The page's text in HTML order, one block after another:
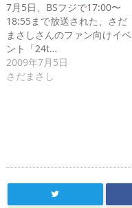
7月5日、BSフジで17:00〜
18:55まで放送された、さだ
まさしさんのファン向けイベ
ント「24t…
2009年7月5日
さだまさし